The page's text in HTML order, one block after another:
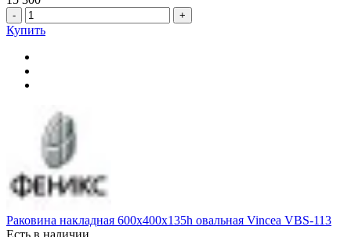
- +
Купить
Раковина накладная 600x400x135h овальная Vincea VBS-113
Есть в наличии